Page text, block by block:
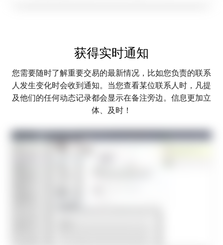
获得实时通知
您需要随时了解重要交易的最新情况，比如您负责的联系
人发生变化时会收到通知。当您查看某位联系人时，凡提
及他们的任何动态记录都会显示在备注旁边。信息更加立
体、及时！